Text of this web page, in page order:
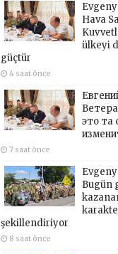
Hava
ülkeyi
güçtür
4 saat önce
это та
7 saat önce
Bugün
şekillendiriyor
8 saat önce